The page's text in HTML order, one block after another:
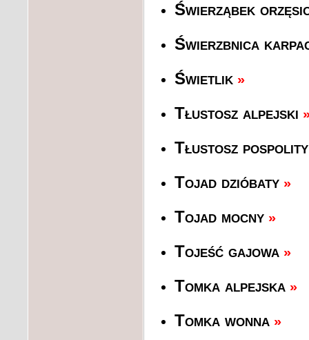
Świerząbek
Świerzbnica
Świetlik »
Tłustosz alpejski
Tłustosz pospolity
Tojad dzióbaty »
Tojad mocny »
Tojeść gajowa »
Tomka alpejska »
Tomka wonna »